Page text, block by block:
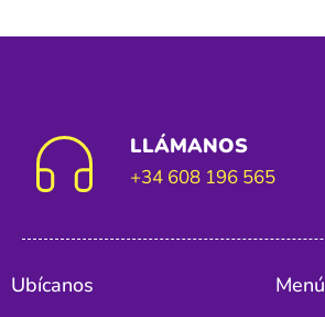
LLÁMANOS
+34 608 196 565
Ubícanos Menú